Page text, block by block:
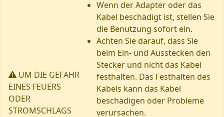
UM DIE GEFAHR
EINES FEUERS
ODER
STROMSCHLAGS
Wenn der Adapter oder das
Kabel beschädigt ist, stellen Sie
die Benutzung sofort ein.
Achten Sie darauf, dass Sie
beim Ein- und Ausstecken den
Stecker und nicht das Kabel
festhalten. Das Festhalten des
Kabels kann das Kabel
beschädigen oder Probleme
verursachen.